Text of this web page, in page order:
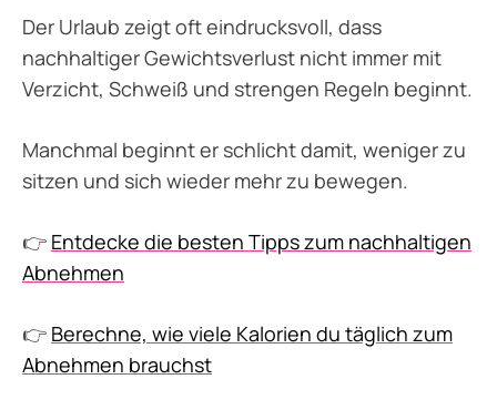
Der Urlaub zeigt oft eindrucksvoll, dass
nachhaltiger Gewichtsverlust nicht immer mit
Verzicht, Schweiß und strengen Regeln beginnt.
Manchmal beginnt er schlicht damit, weniger zu
sitzen und sich wieder mehr zu bewegen.
👉 Entdecke die besten Tipps zum nachhaltigen
Abnehmen
👉 Berechne, wie viele Kalorien du täglich zum
Abnehmen brauchst